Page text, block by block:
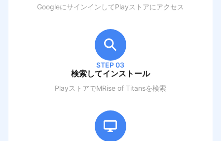
GoogleにサインインしてPlayストアにアクセス
STEP 03
検索してインストール
PlayストアでMRise of Titansを検索